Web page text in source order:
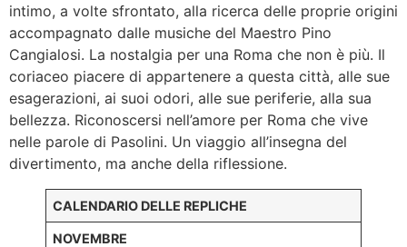
intimo, a volte sfrontato, alla ricerca delle proprie origini
accompagnato dalle musiche del Maestro Pino
Cangialosi. La nostalgia per una Roma che non è più. Il
coriaceo piacere di appartenere a questa città, alle sue
esagerazioni, ai suoi odori, alle sue periferie, alla sua
bellezza. Riconoscersi nell’amore per Roma che vive
nelle parole di Pasolini. Un viaggio all’insegna del
divertimento, ma anche della riflessione.
CALENDARIO DELLE REPLICHE
NOVEMBRE